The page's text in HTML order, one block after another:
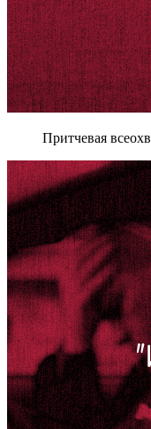
Притчевая